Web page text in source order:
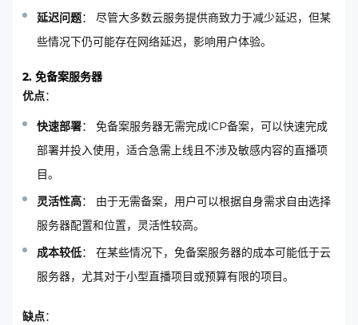
延迟问题： 尽管大多数云服务提供商致力于减少延迟，但某
些情况下仍可能存在网络延迟，影响用户体验。
2. 免备案服务器
优点：
快速部署： 免备案服务器无需完成ICP备案，可以快速完成
部署并投入使用，适合急需上线且不涉及敏感内容的直播项
目。
灵活性高： 由于无需备案，用户可以根据自身需求自由选择
服务器配置和位置，灵活性较高。
成本较低： 在某些情况下，免备案服务器的成本可能低于云
服务器，尤其对于小型直播项目或预算有限的项目。
缺点：